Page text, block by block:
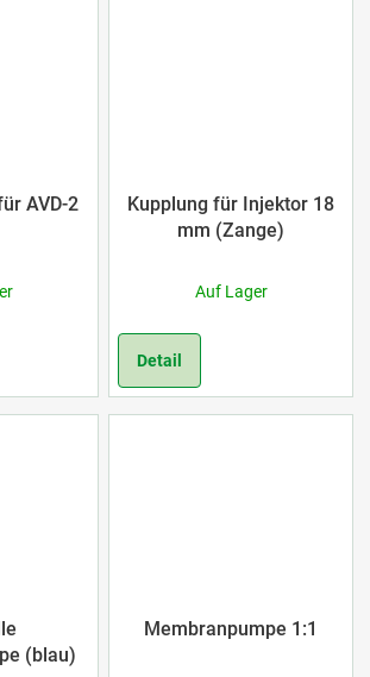
AVD-2
Kupplung für Injektor 18
mm (Zange)
Auf Lager
Detail
(blau)
Membranpumpe 1:1